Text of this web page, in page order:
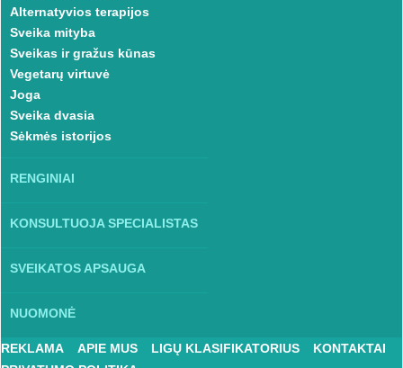
Alternatyvios terapijos
Sveika mityba
Sveikas ir gražus kūnas
Vegetarų virtuvė
Joga
Sveika dvasia
Sėkmės istorijos
RENGINIAI
KONSULTUOJA SPECIALISTAS
SVEIKATOS APSAUGA
NUOMONĖ
REKLAMA APIE MUS LIGŲ KLASIFIKATORIUS
KONTAKTAI